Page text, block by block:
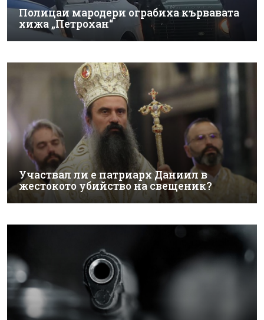
Полицаи мародери ограбиха кървавата
хижа „Петрохан“
Участвал ли е патриарх Даниил в
жестокото убийство на свещеник?